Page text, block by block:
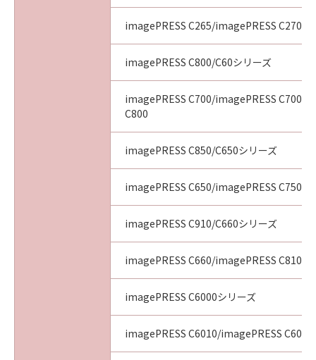
imagePRESS C265/imagePRESS C270
imagePRESS C800/C60シリーズ
imagePRESS C700/imagePRESS C700L/
C800
imagePRESS C850/C650シリーズ
imagePRESS C650/imagePRESS C750/
imagePRESS C910/C660シリーズ
imagePRESS C660/imagePRESS C810/
imagePRESS C6000シリーズ
imagePRESS C6010/imagePRESS C6011